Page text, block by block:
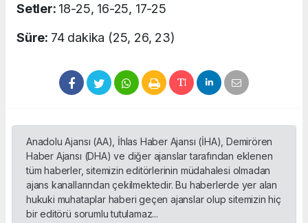
Setler: 18-25, 16-25, 17-25
Süre: 74 dakika (25, 26, 23)
Anadolu Ajansı (AA), İhlas Haber Ajansı (İHA), Demirören
Haber Ajansı (DHA) ve diğer ajanslar tarafından eklenen
tüm haberler, sitemizin editörlerinin müdahalesi olmadan
ajans kanallarından çekilmektedir. Bu haberlerde yer alan
hukuki muhataplar haberi geçen ajanslar olup sitemizin hiç
bir editörü sorumlu tutulamaz...